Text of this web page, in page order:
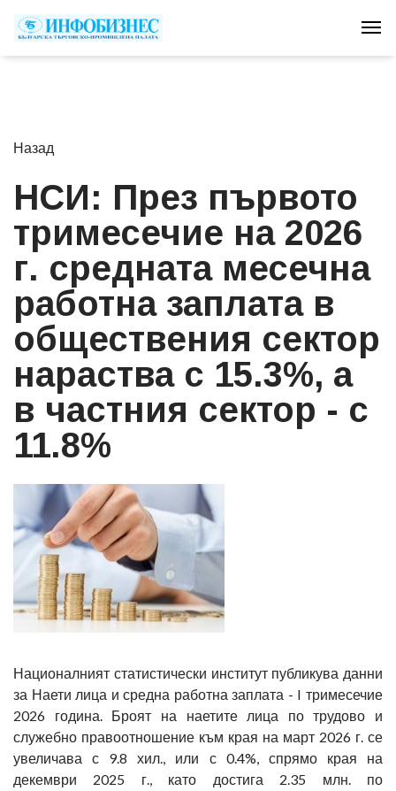
Назад
НСИ: През първото
тримесечие на 2026
г. средната месечна
работна заплата в
обществения сектор
нараства с 15.3%, а
в частния сектор - с
11.8%
Националният статистически институт публикува данни
за Наети лица и средна работна заплата - I тримесечие
2026 година. Броят на наетите лица по трудово и
служебно правоотношение към края на март 2026 г. се
увеличава с 9.8 хил., или с 0.4%, спрямо края на
декември 2025 г., като достига 2.35 млн. по